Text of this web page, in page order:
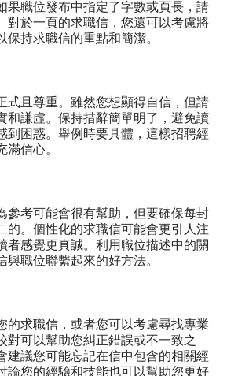
果職位發布中指定了字數或頁長，請
對於一頁的求職信，您還可以考慮將
保持求職信的重點和簡潔。
式且尊重。雖然您想顯得自信，但請
和謙虛。保持措辭簡單明了，避免讀
到困惑。舉例時要具體，這樣招聘經
信心。
參考可能會很有幫助，但要確保每封
的。個性化的求職信可能會更引人注
者感覺更真誠。利用職位描述中的關
與職位聯繫起來的好方法。
的求職信，或者您可以考慮尋找專業
對可以幫助您糾正錯誤或不一致之
建議您可能忘記在信中包含的相關經
論您的經驗和技能也可以幫助您更好